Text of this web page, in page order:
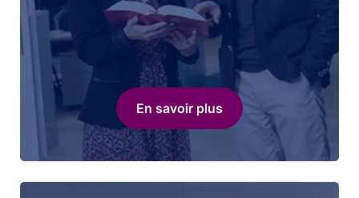
En savoir plus